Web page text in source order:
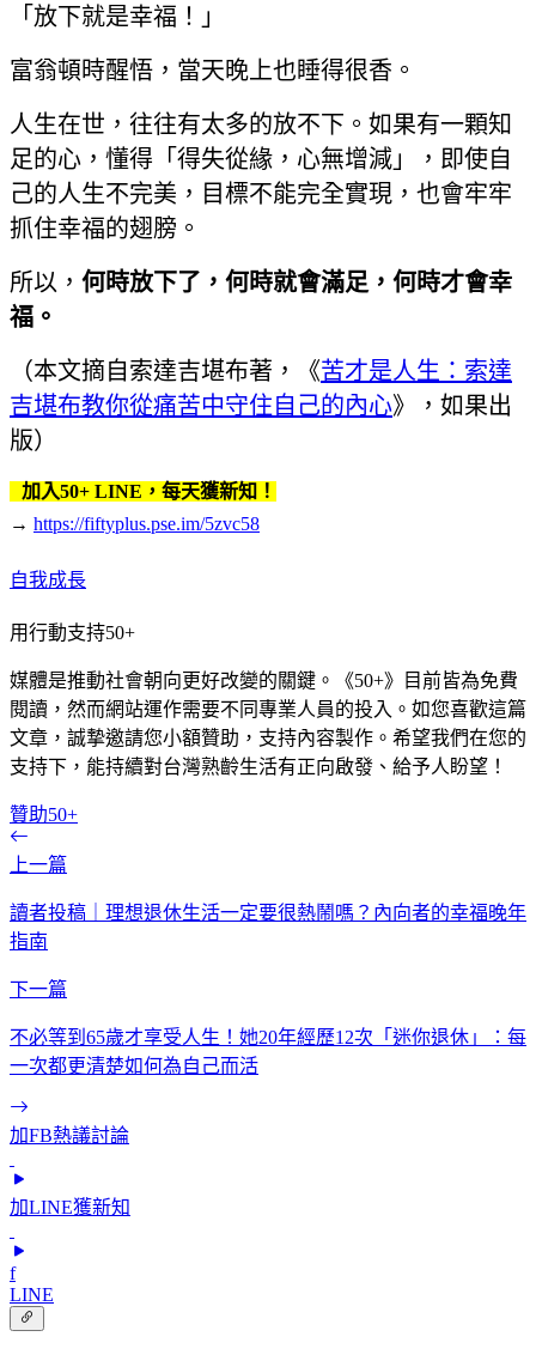
「放下就是幸福！」
富翁頓時醒悟，當天晚上也睡得很香。
人生在世，往往有太多的放不下。如果有一顆知
足的心，懂得「得失從緣，心無增減」，即使自
己的人生不完美，目標不能完全實現，也會牢牢
抓住幸福的翅膀。
所以， 何時放下了，何時就會滿足，何時才會幸
福。
（本文摘自索達吉堪布著，《苦才是人生：索達
吉堪布教你從痛苦中守住自己的內心》，如果出
版）
加入50+ LINE，每天獲新知！
→ https://fiftyplus.pse.im/5zvc58
自我成長
用行動支持50+
媒體是推動社會朝向更好改變的關鍵。《50+》目前皆為免費
閱讀，然而網站運作需要不同專業人員的投入。如您喜歡這篇
文章，誠摯邀請您小額贊助，支持內容製作。希望我們在您的
支持下，能持續對台灣熟齡生活有正向啟發、給予人盼望！
贊助50+
上一篇
讀者投稿｜理想退休生活一定要很熱鬧嗎？內向者的幸福晚年
指南
下一篇
不必等到65歲才享受人生！她20年經歷12次「迷你退休」：每
一次都更清楚如何為自己而活
加FB熱議討論
加LINE獲新知
f
LINE